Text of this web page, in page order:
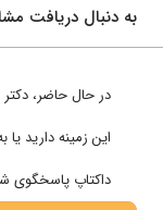
ما را در شبکه های
به دنبال دریافت
در حال حاضر،
این زمینه دارید
داکتاپ پاسخگوی